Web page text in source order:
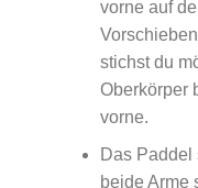
vorne auf
stichst du
Oberkörper
vorne.
Das Paddel
beide Arme